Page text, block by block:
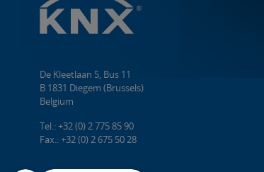
De Kleetlaan 5, Bus 11
B 1831 Diegem (Brussels)
Belgium
Tel.: +32 (0) 2 775 85 90
Fax.: +32 (0) 2 675 50 28